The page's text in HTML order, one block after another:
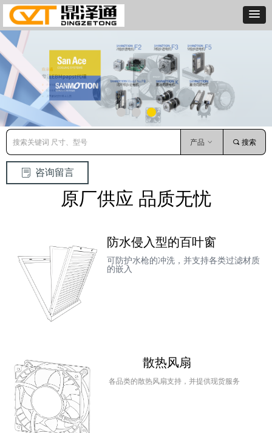
防水侵入型的百叶窗
可防护水枪的冲洗，并支持各类过滤材质
的嵌入
散热风扇
各品类的散热风扇支持，并提供现货服务
原厂供应 品质无忧
끠 搜索
产品 ꀁ
ꂓ 咨询留言